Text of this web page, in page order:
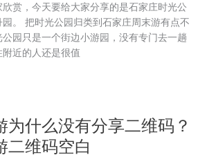
赏，今天要给大家分享的是石家庄时光公
园。 把时光公园归类到石家庄周末游有点不
园只是一个街边小游园，没有专门去一趟
近的人还是很值
为什么没有分享二维码？
二维码空白